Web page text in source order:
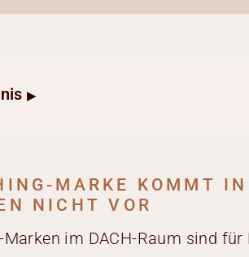
▶
MARKE KOMMT IN
NICHT VOR
im DACH-Raum sind für